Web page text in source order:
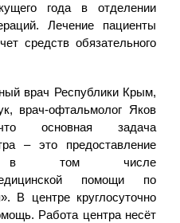
года в отделении
Лечение пациенты
средств обязательного
врач Республики Крым,
врач-офтальмолог Яков
основная задача
– это предоставление
в том числе
помощи по
В центре круглосуточно
Работа центра несёт